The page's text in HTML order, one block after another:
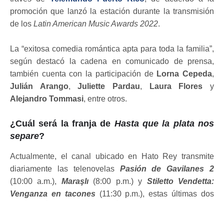
promoción que lanzó la estación durante la transmisión
de los Latin American Music Awards 2022.
La “exitosa comedia romántica apta para toda la familia”,
según destacó la cadena en comunicado de prensa,
también cuenta con la participación de Lorna Cepeda,
Julián Arango,Juliette Pardau, Laura Flores y
Alejandro Tommasi, entre otros.
¿Cuál será la franja de Hasta que la plata nos
separe?
Actualmente, el canal ubicado en Hato Rey transmite
diariamente las telenovelas Pasión de Gavilanes 2
(10:00 a.m.), Maraşlı(8:00 p.m.) y Stiletto Vendetta:
Venganza en tacones (11:30 p.m.), estas últimas dos